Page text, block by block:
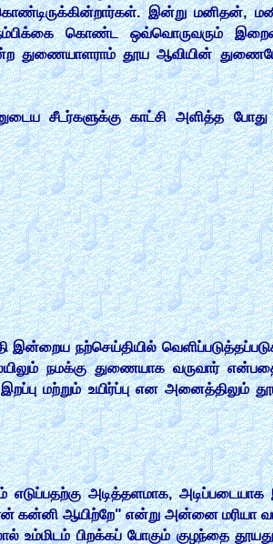
இன்று மனிதன்,
கொண்ட ஒவ்வொருவரும்
துணையாளராம் தூய ஆவியின்
சீடர்களுக்கு காட்சி அளித்த
நற்செய்தியில்
நமக்கு துணையாக வருவார்
இறப்பு மற்றும் உயிர்ப்பு என
அடித்தளமாக,
நான் கன்னி ஆயிற்றே" என்று அன்னை மரியா
உம்மிடம் பிறக்கப் போகும் குழந்தை